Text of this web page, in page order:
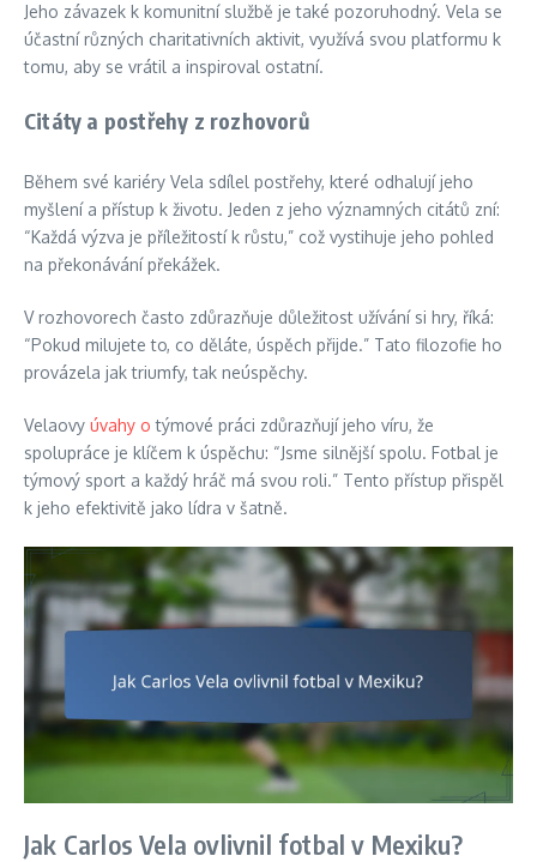
Jeho závazek k komunitní službě je také pozoruhodný. Vela se
účastní různých charitativních aktivit, využívá svou platformu k
tomu, aby se vrátil a inspiroval ostatní.
Citáty a postřehy z rozhovorů
Během své kariéry Vela sdílel postřehy, které odhalují jeho
myšlení a přístup k životu. Jeden z jeho významných citátů zní:
“Každá výzva je příležitostí k růstu,” což vystihuje jeho pohled
na překonávání překážek.
V rozhovorech často zdůrazňuje důležitost užívání si hry, říká:
“Pokud milujete to, co děláte, úspěch přijde.” Tato filozofie ho
provázela jak triumfy, tak neúspěchy.
Velaovy úvahy o týmové práci zdůrazňují jeho víru, že
spolupráce je klíčem k úspěchu: “Jsme silnější spolu. Fotbal je
týmový sport a každý hráč má svou roli.” Tento přístup přispěl
k jeho efektivitě jako lídra v šatně.
Jak Carlos Vela ovlivnil fotbal v Mexiku?